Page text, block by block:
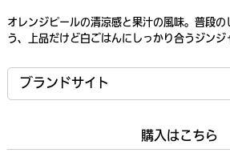
オレンジピールの清涼感と果汁の風味。普段
う、上品だけど白ごはんにしっかり合うジンジ
ブランドサイト
購入はこちら